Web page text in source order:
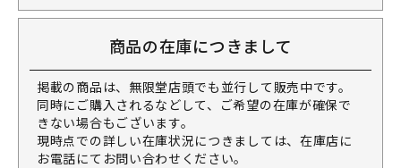
商品の在庫につきまして
掲載の商品は、無限堂店頭でも並行して販売中です。
同時にご購入されるなどして、ご希望の在庫が確保で
きない場合もございます。
現時点での詳しい在庫状況につきましては、在庫店に
お電話にてお問い合わせください。